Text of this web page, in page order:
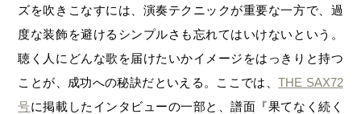
ズを吹きこなすには、演奏テクニックが重要な一方で、過
度な装飾を避けるシンプルさも忘れてはいけないという。
聴く人にどんな歌を届けたいかイメージをはっきりと持つ
ことが、成功への秘訣だといえる。ここでは、THE SAX72
号に掲載したインタビューの一部と、譜面『果てなく続く